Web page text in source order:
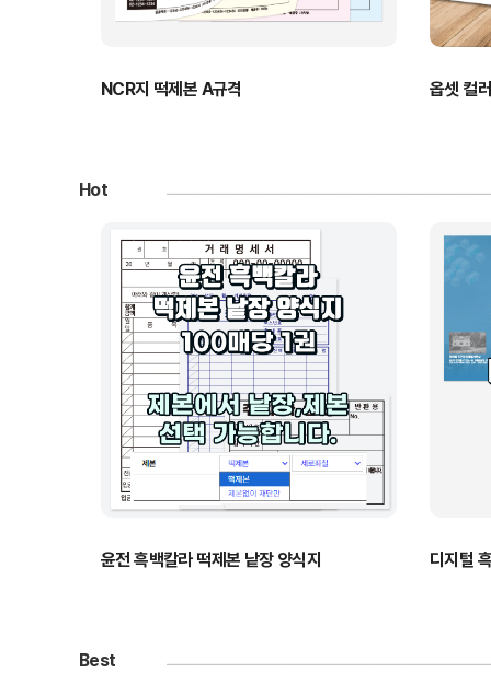
NCR지 떡제본 A규격 옵셋 컬
Hot
윤전 흑백칼라 떡제본 낱장 양식지 디지털
Best